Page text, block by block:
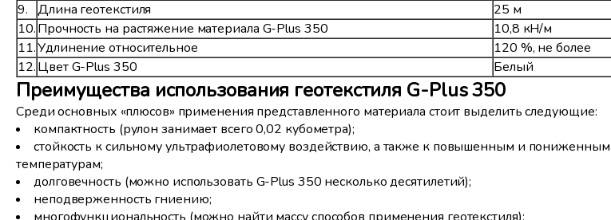
9. Длина геотекстиля
25 м
10.Прочность на растяжение материала G-Plus 350
10,8 кН/м
11.Удлинение относительное
120 %, не более
12.Цвет G-Plus 350 Белый
Преимущества использования геотекстиля G-Plus 350
Среди основных «плюсов» применения представленного материала стоит выделить следующие:
компактность (рулон занимает всего 0,02 кубометра);
стойкость к сильному ультрафиолетовому воздействию, а также к повышенным и пониженным
температурам;
долговечность (можно использовать G-Plus 350 несколько десятилетий);
неподверженность гниению;